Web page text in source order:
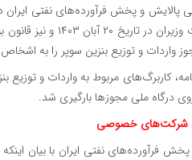
پالایش و پخش فرآورده‌های نفتی ایران
واردات و توزیع بنزین سوپر را به
کاربرگ‌های مربوط به واردات و
درگاه ملی مجوزها بارگیری شد.
شرکت‌های خصوصی
فرآورده‌های نفتی ایران با بیان اینکه